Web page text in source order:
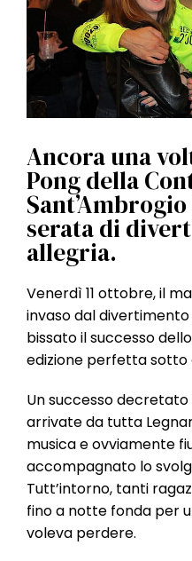
Ancora una
Pong della
serata di
allegria.
Venerdì 11 ottobre, il
invaso dal
bissato il successo
edizione perfetta sotto
Un successo
arrivate da tutta
musica e ovviamente
accompagnato lo
Tutt’intorno, tanti
fino a notte fonda per
voleva perdere.